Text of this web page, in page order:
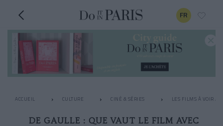
FR
ACCUEIL CULTURE CINÉ & SÉRIES LES FILMS À VOIR
DE GAULLE : QUE VAUT LE FILM AVEC